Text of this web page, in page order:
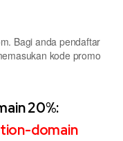
Bagi anda pendaftar
kode promo
20%:
domain